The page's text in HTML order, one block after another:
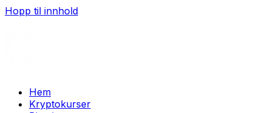
Hopp til innhold
Hem
Kryptokurser